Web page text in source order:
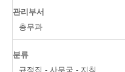
관리부서
총무과
분류
규정집 - 사무국 - 지침